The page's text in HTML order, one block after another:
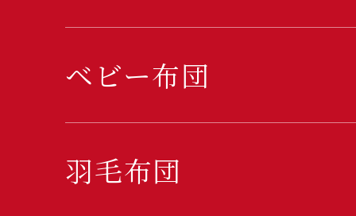
ベビー布団
羽毛布団